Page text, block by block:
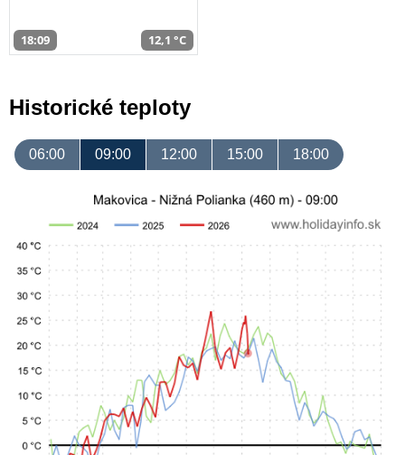
18:09 12,1 °C
Historické teploty
06:00 09:00 12:00 15:00 18:00